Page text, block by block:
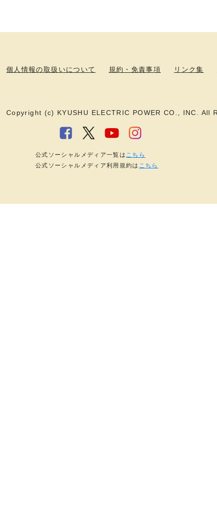
個人情報の取扱いについて 規約・免責事項 リンク集
Copyright (c) KYUSHU ELECTRIC POWER CO., INC. All
公式ソーシャルメディア一覧は こちら
公式ソーシャルメディア利用規約は こちら